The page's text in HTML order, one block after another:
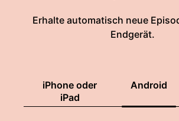
Erhalte automatisch neue
Endgerät.
iPhone oder
iPad
Android